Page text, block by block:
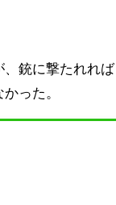
、銃に撃たれれば
った。